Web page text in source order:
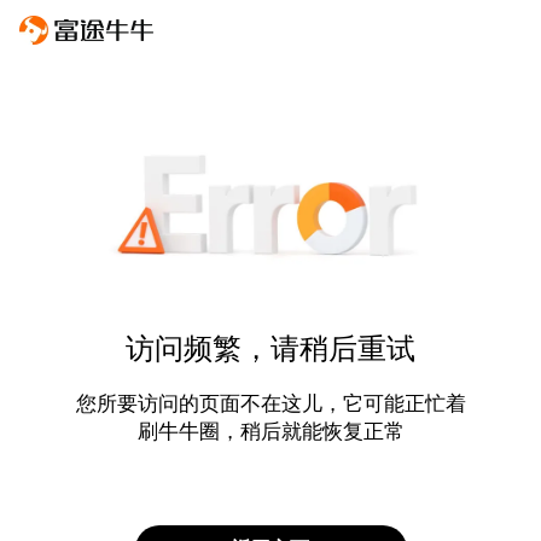
访问频繁，请稍后重试
您所要访问的页面不在这儿，它可能正忙着
刷牛牛圈，稍后就能恢复正常